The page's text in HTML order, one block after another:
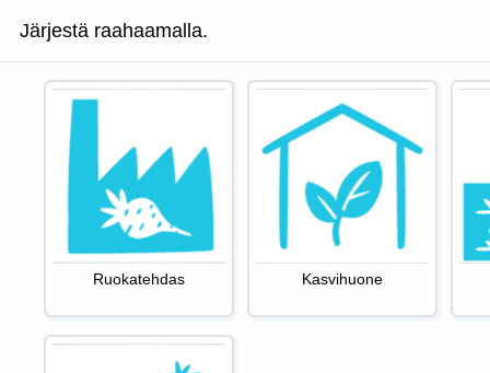
Järjestä raahaamalla.
Ruokatehdas Kasvihuone